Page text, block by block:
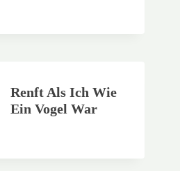
Renft Als Ich Wie
Ein Vogel War